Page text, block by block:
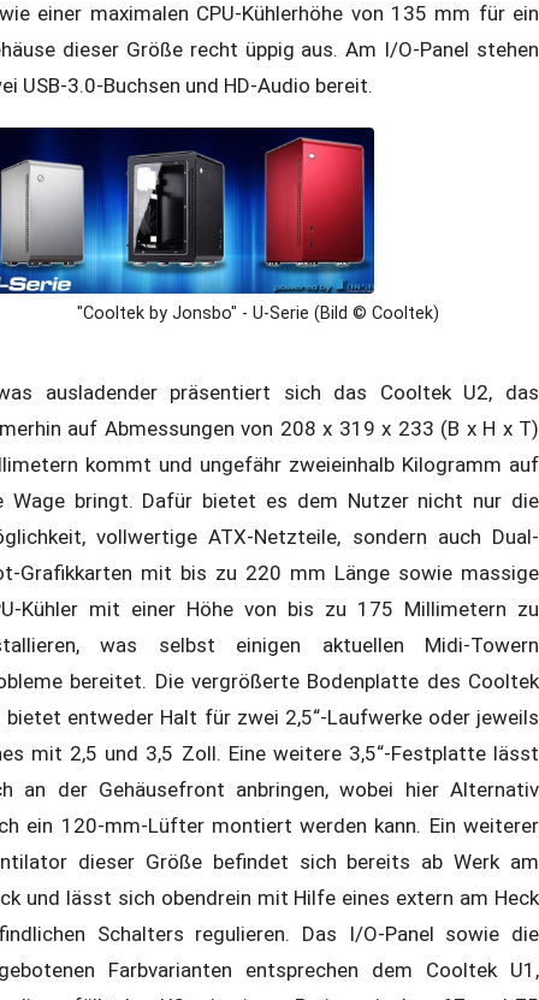
einer maximalen CPU-Kühlerhöhe von 135 mm für ein
dieser Größe recht üppig aus. Am I/O-Panel stehen
USB-3.0-Buchsen und HD-Audio bereit.
"Cooltek by Jonsbo" - U-Serie (Bild © Cooltek)
ausladender präsentiert sich das Cooltek U2, das
auf Abmessungen von 208 x 319 x 233 (B x H x T)
kommt und ungefähr zweieinhalb Kilogramm auf
Wage bringt. Dafür bietet es dem Nutzer nicht nur die
vollwertige ATX-Netzteile, sondern auch Dual-
Grafikkarten mit bis zu 220 mm Länge sowie massige
Kühler mit einer Höhe von bis zu 175 Millimetern zu
was selbst einigen aktuellen Midi-Towern
bereitet. Die vergrößerte Bodenplatte des Cooltek
bietet entweder Halt für zwei 2,5“-Laufwerke oder jeweils
mit 2,5 und 3,5 Zoll. Eine weitere 3,5“-Festplatte lässt
an der Gehäusefront anbringen, wobei hier Alternativ
ein 120-mm-Lüfter montiert werden kann. Ein weiterer
dieser Größe befindet sich bereits ab Werk am
und lässt sich obendrein mit Hilfe eines extern am Heck
Schalters regulieren. Das I/O-Panel sowie die
Farbvarianten entsprechen dem Cooltek U1,